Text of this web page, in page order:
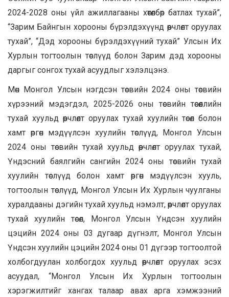
2024-2028 оны үйл ажиллагааны хөтөлбөр батлах тухай”,
“Зарим Байнгын хорооны бүрэлдэхүүнд өөрчлөлт оруулах
тухай”, “Дэд хорооны бүрэлдэхүүний тухай” Улсын Их
Хурлын тогтоолын төслүүд болон Зарим дэд хорооны
даргыг сонгох тухай асуудлыг хэлэлцэнэ.
Мөн Монгол Улсын нэгдсэн төсвийн 2024 оны төсвийн
хүрээний мэдэгдэл, 2025-2026 оны төсвийн төсөөллийн
тухай хуульд өөрчлөлт оруулах тухай хуулийн төсөл болон
хамт өргөн мэдүүлсэн хуулийн төслүүд, Монгол Улсын
2024 оны төсвийн тухай хуульд өөрчлөлт оруулах тухай,
Үндэсний баялгийн сангийн 2024 оны төсвийн тухай
хуулийн төслүүд болон хамт өргөн мэдүүлсэн хууль,
тогтоолын төслүүд, Монгол Улсын Их Хурлын чуулганы
хуралдааны дэгийн тухай хуульд нэмэлт, өөрчлөлт оруулах
тухай хуулийн төсөл, Монгол Улсын Үндсэн хуулийн
цэцийн 2024 оны 03 дугаар дүгнэлт, Монгол Улсын
Үндсэн хуулийн цэцийн 2024 оны 01 дүгээр тогтоолтой
холбогдуулан холбогдох хуульд өөрчлөлт оруулах эсэх
асуудал, “Монгол Улсын Их Хурлын тогтоолын
хэрэгжилтийг хангах талаар авах арга хэмжээний